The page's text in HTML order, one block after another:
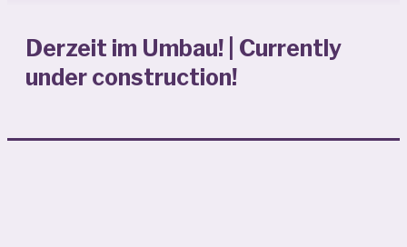
Derzeit im Umbau! | Currently
under construction!